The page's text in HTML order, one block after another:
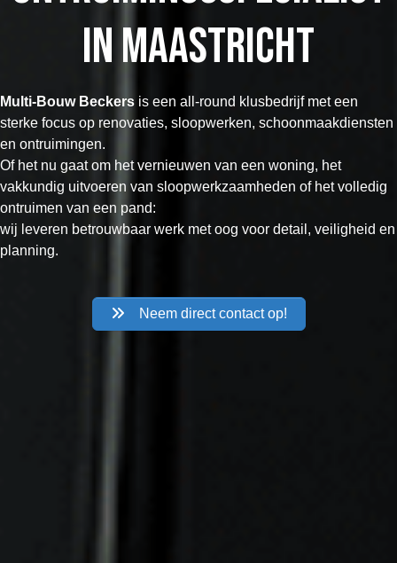
in Maastricht
Multi‑Bouw Beckers is een all‑round klusbedrijf met een
sterke focus op renovaties, sloopwerken, schoonmaakdiensten
en ontruimingen.
Of het nu gaat om het vernieuwen van een woning, het
vakkundig uitvoeren van sloopwerkzaamheden of het volledig
ontruimen van een pand:
wij leveren betrouwbaar werk met oog voor detail, veiligheid en
planning.
Neem direct contact op!